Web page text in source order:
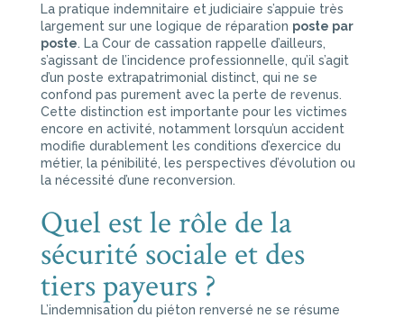
La pratique indemnitaire et judiciaire s’appuie très
largement sur une logique de réparation poste par
poste. La Cour de cassation rappelle d’ailleurs,
s’agissant de l’incidence professionnelle, qu’il s’agit
d’un poste extrapatrimonial distinct, qui ne se
confond pas purement avec la perte de revenus.
Cette distinction est importante pour les victimes
encore en activité, notamment lorsqu’un accident
modifie durablement les conditions d’exercice du
métier, la pénibilité, les perspectives d’évolution ou
la nécessité d’une reconversion.
Quel est le rôle de la
sécurité sociale et des
tiers payeurs ?
L’indemnisation du piéton renversé ne se résume